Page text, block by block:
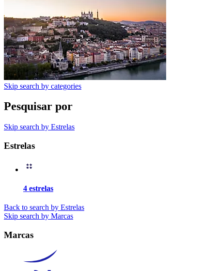
Skip search by categories
Pesquisar por
Skip search by Estrelas
Estrelas
4 estrelas
Back to search by Estrelas
Skip search by Marcas
Marcas